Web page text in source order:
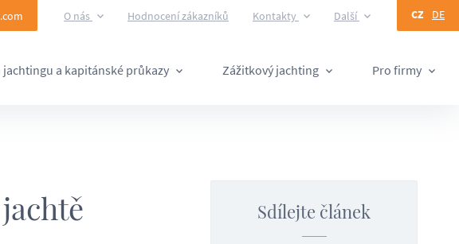
O nás Hodnocení zákazníků Kontakty Další CZ DE
jachtingu a kapitánské průkazy Zážitkový jachting Pro firmy
Sdílejte článek